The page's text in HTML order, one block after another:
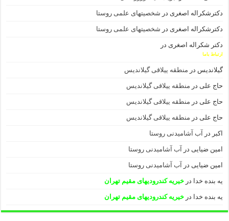
دکترشکراله اصغری در شخصیتهای علمی روستا
دکترشکراله اصغری در شخصیتهای علمی روستا
دکتر شکراله اصغری در
ارتباط باما
گیلاندیس در منطقه ییلاقی گیلاندیس
حاج علی در منطقه ییلاقی گیلاندیس
حاج علی در منطقه ییلاقی گیلاندیس
حاج علی در منطقه ییلاقی گیلاندیس
اکبر در آب آشامیدنی روستا
امین ضیایی در آب آشامیدنی روستا
امین ضیایی در آب آشامیدنی روستا
یه بنده خدا درخیریه کندرودیهای مقیم تهران
یه بنده خدا درخیریه کندرودیهای مقیم تهران